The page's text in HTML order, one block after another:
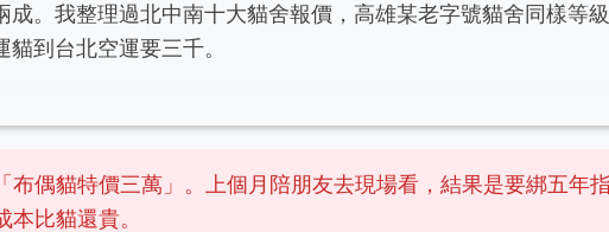
成。我整理過北中南十大貓舍報價，高雄某老字號貓舍同樣等
到台北空運要三千。
布偶貓特價三萬」。上個月陪朋友去現場看，結果是要綁五年
比貓還貴。